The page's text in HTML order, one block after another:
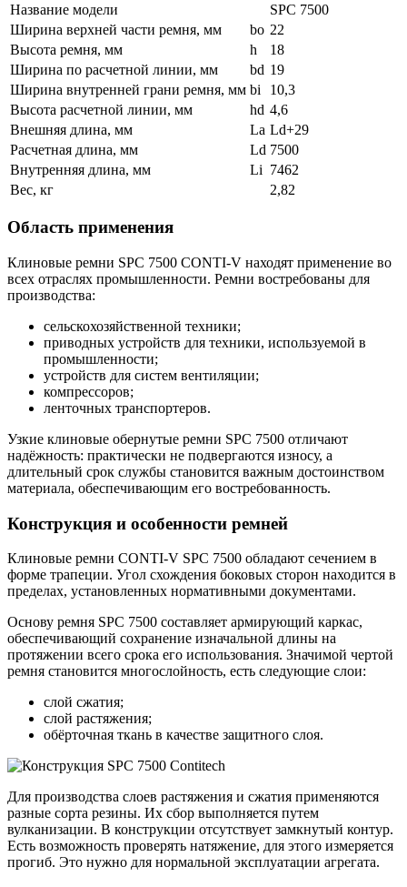
Название модели
SPC 7500
Ширина верхней части ремня, мм
bo 22
Высота ремня, мм
h
18
Ширина по расчетной линии, мм
bd 19
Ширина внутренней грани ремня, мм bi
10,3
Высота расчетной линии, мм
hd 4,6
Внешняя длина, мм
La Ld+29
Расчетная длина, мм
Ld 7500
Внутренняя длина, мм
Li 7462
Вес, кг
2,82
Область применения
Клиновые ремни SPC 7500 CONTI-V находят применение во
всех отраслях промышленности. Ремни востребованы для
производства:
сельскохозяйственной техники;
приводных устройств для техники, используемой в
промышленности;
устройств для систем вентиляции;
компрессоров;
ленточных транспортеров.
Узкие клиновые обернутые ремни SPC 7500 отличают
надёжность: практически не подвергаются износу, а
длительный срок службы становится важным достоинством
материала, обеспечивающим его востребованность.
Конструкция и особенности ремней
Клиновые ремни CONTI-V SPC 7500 обладают сечением в
форме трапеции. Угол схождения боковых сторон находится в
пределах, установленных нормативными документами.
Основу ремня SPC 7500 составляет армирующий каркас,
обеспечивающий сохранение изначальной длины на
протяжении всего срока его использования. Значимой чертой
ремня становится многослойность, есть следующие слои:
слой сжатия;
слой растяжения;
обёрточная ткань в качестве защитного слоя.
Для производства слоев растяжения и сжатия применяются
разные сорта резины. Их сбор выполняется путем
вулканизации. В конструкции отсутствует замкнутый контур.
Есть возможность проверять натяжение, для этого измеряется
прогиб. Это нужно для нормальной эксплуатации агрегата.